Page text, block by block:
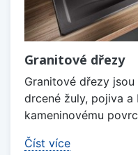
Granitové dřezy
Granitové dřezy
drcené žuly, pojiva a
kameninovému
Číst více